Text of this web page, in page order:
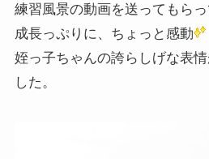
練習風景の動画を送ってもら
成長っぷりに、ちょっと感動
姪っ子ちゃんの誇らしげな表
した。